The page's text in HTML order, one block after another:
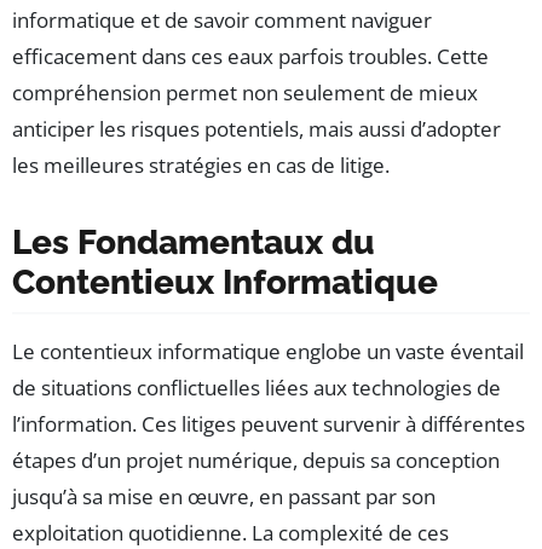
informatique et de savoir comment naviguer
efficacement dans ces eaux parfois troubles. Cette
compréhension permet non seulement de mieux
anticiper les risques potentiels, mais aussi d’adopter
les meilleures stratégies en cas de litige.
Les Fondamentaux du
Contentieux Informatique
Le contentieux informatique englobe un vaste éventail
de situations conflictuelles liées aux technologies de
l’information. Ces litiges peuvent survenir à différentes
étapes d’un projet numérique, depuis sa conception
jusqu’à sa mise en œuvre, en passant par son
exploitation quotidienne. La complexité de ces